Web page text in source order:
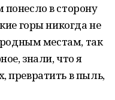
в сторону
горы никогда не
родным местам, так
знали, что я
превратить в пыль,